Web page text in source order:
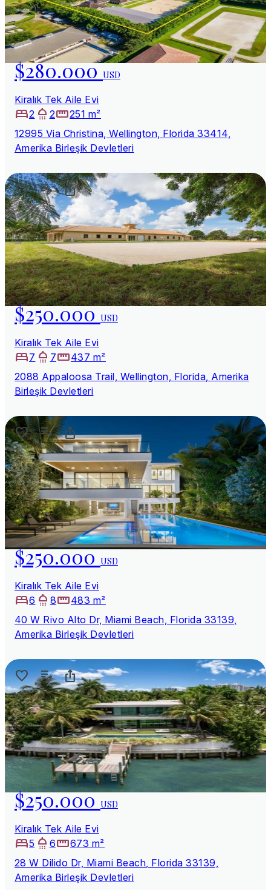
$280.000USD
Kiralık Tek Aile Evi
2
2
251 m²
12995 Via Christina, Wellington, Florida 33414,
Amerika Birleşik Devletleri
$250.000USD
Kiralık Tek Aile Evi
7
7
437 m²
2088 Appaloosa Trail, Wellington, Florida, Amerika
Birleşik Devletleri
$250.000USD
Kiralık Tek Aile Evi
6
8
483 m²
40 W Rivo Alto Dr, Miami Beach, Florida 33139,
Amerika Birleşik Devletleri
$250.000USD
Kiralık Tek Aile Evi
5
6
673 m²
28 W Dilido Dr, Miami Beach, Florida 33139,
Amerika Birleşik Devletleri